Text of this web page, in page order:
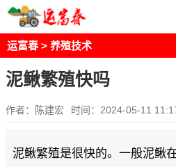
运富春 > 养殖技术
泥鳅繁殖快吗
作者：陈建宏 时间：2024-05-11
泥鳅繁殖是很快的。一般泥鳅